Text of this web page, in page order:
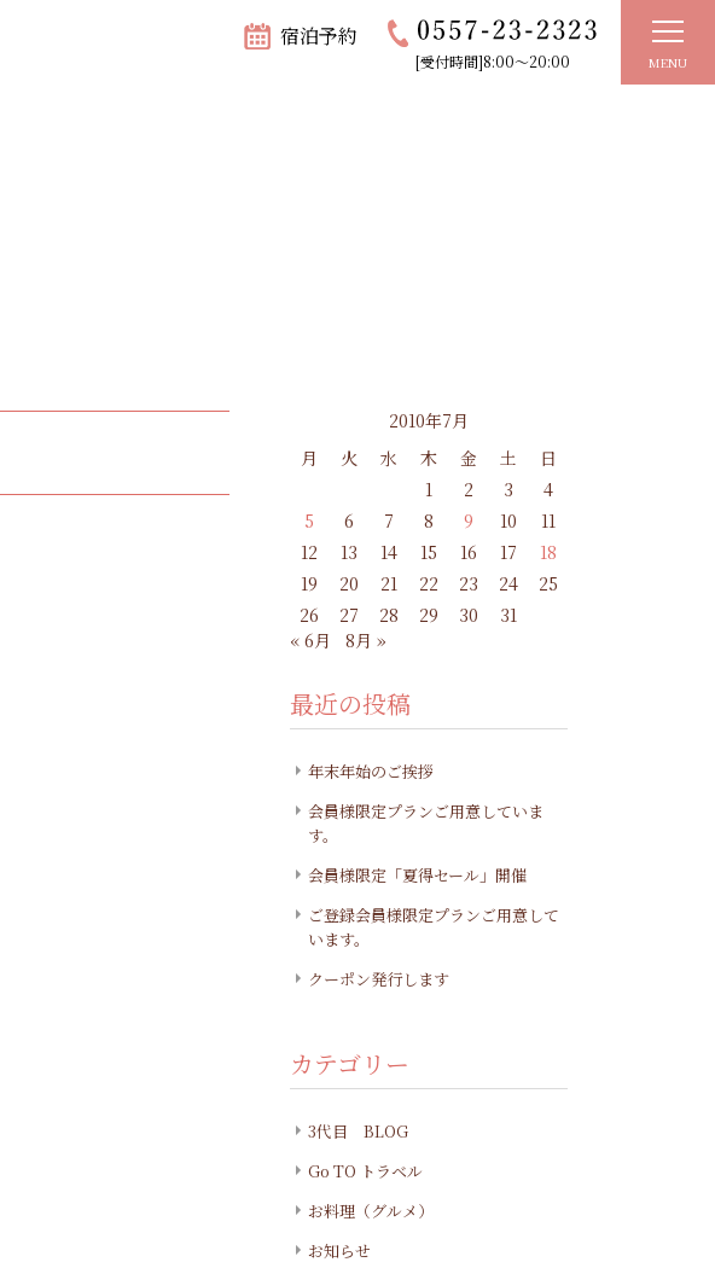
宿泊予約
[受付時間]8:00～20:00 MENU
2010年7月
月
火 水 木 金 土
日
1
2 3
4
5
6 7 8 9 10
11
12
13 14 15 16 17
18
19
20 21 22 23 24
25
26
27 28 29 30
31
« 6月
8月 »
最近の投稿
年末年始のご挨拶
会員様限定プランご用意していま
す。
会員様限定「夏得セール」開催
ご登録会員様限定プランご用意して
います。
クーポン発行します
カテゴリー
3代目 BLOG
Go TO トラベル
お料理（グルメ）
お知らせ